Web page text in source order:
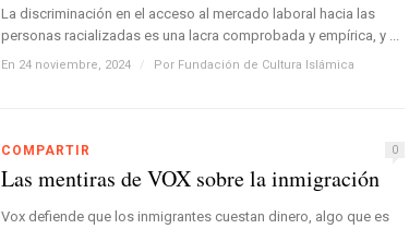
La discriminación en el acceso al mercado laboral hacia las
personas racializadas es una lacra comprobada y empírica, y ...
En 24 noviembre, 2024 / Por Fundación de Cultura Islámica
COMPARTIR 0
Las mentiras de VOX sobre la inmigración
Vox defiende que los inmigrantes cuestan dinero, algo que es